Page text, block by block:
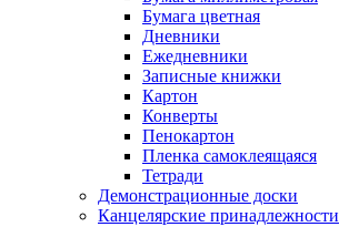
Бумага цветная
Дневники
Ежедневники
Записные книжки
Картон
Конверты
Пенокартон
Пленка самоклеящаяся
Тетради
Демонстрационные доски
Канцелярские принадлежности